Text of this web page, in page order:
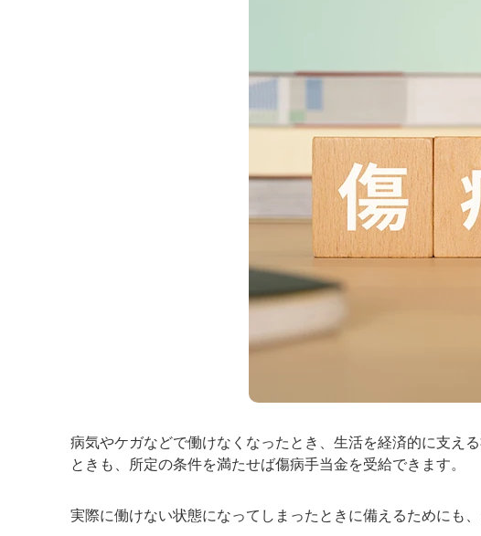
病気やケガなどで働けなくなったとき、生活を経済的に支え
ときも、所定の条件を満たせば傷病手当金を受給できます。
実際に働けない状態になってしまったときに備えるためにも